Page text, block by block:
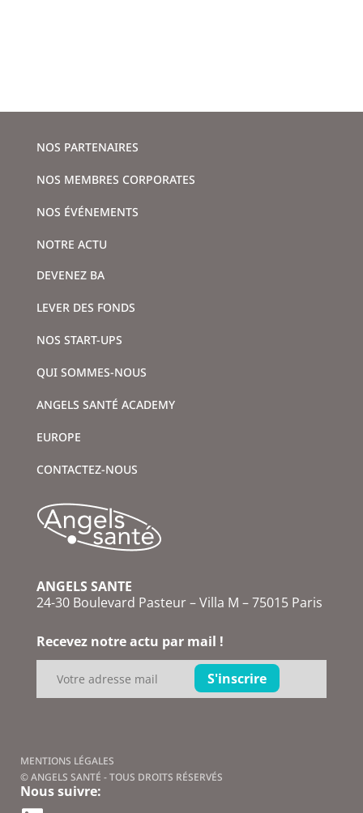
NOS PARTENAIRES
NOS MEMBRES CORPORATES
NOS ÉVÉNEMENTS
NOTRE ACTU
DEVENEZ BA
LEVER DES FONDS
NOS START-UPS
QUI SOMMES-NOUS
ANGELS SANTÉ ACADEMY
EUROPE
CONTACTEZ-NOUS
ANGELS SANTE
24-30 Boulevard Pasteur – Villa M – 75015 Paris
Recevez notre actu par mail !
MENTIONS LÉGALES
© ANGELS SANTÉ - TOUS DROITS RÉSERVÉS
Nous suivre: